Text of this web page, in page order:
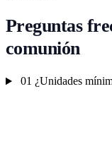
Preguntas
comunión
01 ¿Unidades